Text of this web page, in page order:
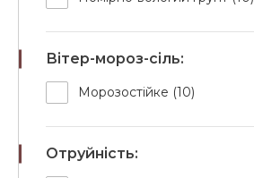
Вітер-мороз-сіль:
Морозостійке (10)
Отруйність: